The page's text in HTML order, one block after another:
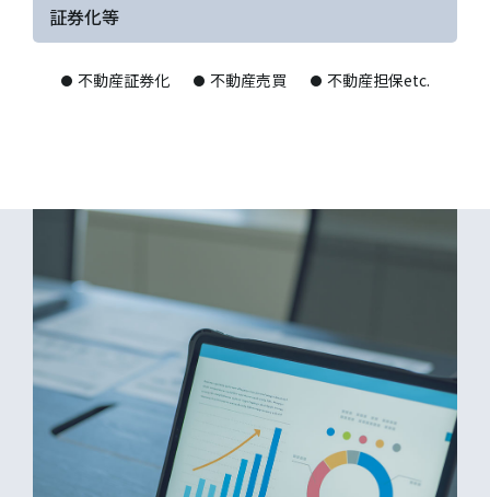
証券化等
不動産証券化 不動産売買 不動産担保etc.